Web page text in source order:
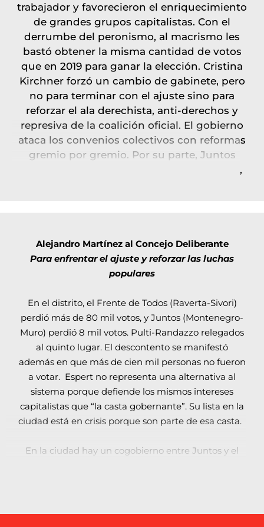
trabajador y favorecieron el enriquecimiento
de grandes grupos capitalistas. Con el
derrumbe del peronismo, al macrismo les
bastó obtener la misma cantidad de votos
que en 2019 para ganar la elección. Cristina
Kirchner forzó un cambio de gabinete, pero
no para terminar con el ajuste sino para
reforzar el ala derechista, anti-derechos y
represiva de la coalición oficial. El gobierno
ataca los convenios colectivos con reformas
gremio por gremio. Por su parte, Juntos
reclama abiertamente una reforma laboral,
con la Argentina, que los legisladores del
Frente de Todos y de Juntos pretenden
aprobar en el Congreso luego del 14 de
ajuste y el FMI hay que votar al Frente de
Izquierda-Unidad.
Alejandro Martínez al Concejo Deliberante
Para enfrentar el ajuste y reforzar las luchas
populares
En el distrito, el Frente de Todos (Raverta-Sivori)
perdió más de 80 mil votos, y Juntos (Montenegro-
Muro) perdió 8 mil votos. Pulti-Randazzo relegados
al quinto lugar. El descontento se manifestó
además en que más de cien mil personas no fueron
a votar. Espert no representa una alternativa al
sistema porque defiende los mismos intereses
capitalistas que “la casta gobernante”. Su lista en la
ciudad está en crisis porque son parte de esa casta.
En la ciudad hay un cogobierno entre Juntos y el